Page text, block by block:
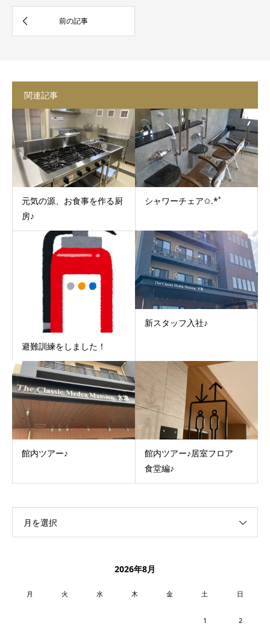
関連記事
元気の源、お食事を作る厨
房♪
シャワーチェア✩.*˚
避難訓練をしました！
新スタッフ入社♪
館内ツアー♪
館内ツアー♪居室フロア
食堂編♪
月を選択
2026年8月
月 火 水 木 金 土 日
1 2